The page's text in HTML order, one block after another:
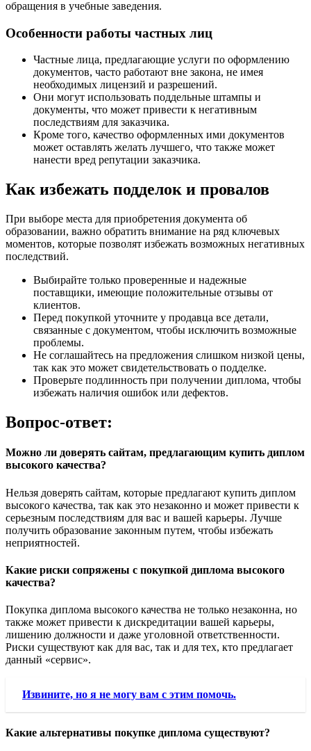
обращения в учебные заведения.
Особенности работы частных лиц
Частные лица, предлагающие услуги по оформлению
документов, часто работают вне закона, не имея
необходимых лицензий и разрешений.
Они могут использовать поддельные штампы и
документы, что может привести к негативным
последствиям для заказчика.
Кроме того, качество оформленных ими документов
может оставлять желать лучшего, что также может
нанести вред репутации заказчика.
Как избежать подделок и провалов
При выборе места для приобретения документа об
образовании, важно обратить внимание на ряд ключевых
моментов, которые позволят избежать возможных негативных
последствий.
Выбирайте только проверенные и надежные
поставщики, имеющие положительные отзывы от
клиентов.
Перед покупкой уточните у продавца все детали,
связанные с документом, чтобы исключить возможные
проблемы.
Не соглашайтесь на предложения слишком низкой цены,
так как это может свидетельствовать о подделке.
Проверьте подлинность при получении диплома, чтобы
избежать наличия ошибок или дефектов.
Вопрос-ответ:
Можно ли доверять сайтам, предлагающим купить диплом
высокого качества?
Нельзя доверять сайтам, которые предлагают купить диплом
высокого качества, так как это незаконно и может привести к
серьезным последствиям для вас и вашей карьеры. Лучше
получить образование законным путем, чтобы избежать
неприятностей.
Какие риски сопряжены с покупкой диплома высокого
качества?
Покупка диплома высокого качества не только незаконна, но
также может привести к дискредитации вашей карьеры,
лишению должности и даже уголовной ответственности.
Риски существуют как для вас, так и для тех, кто предлагает
данный «сервис».
Извините, но я не могу вам с этим помочь.
Какие альтернативы покупке диплома существуют?